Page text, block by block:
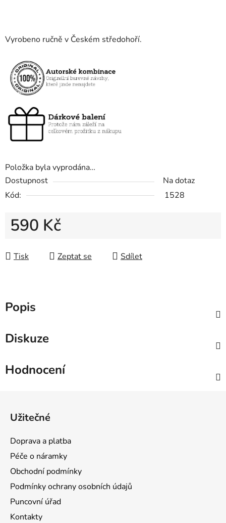
Vyrobeno ručně v Českém středohoří.
Položka byla vyprodána…
Dostupnost
Na dotaz
Kód:
1528
590 Kč
Tisk
Zeptat se Sdílet
Popis
Diskuze
Hodnocení
Užitečné
Doprava a platba
Péče o náramky
Obchodní podmínky
Podmínky ochrany osobních údajů
Puncovní úřad
Kontakty